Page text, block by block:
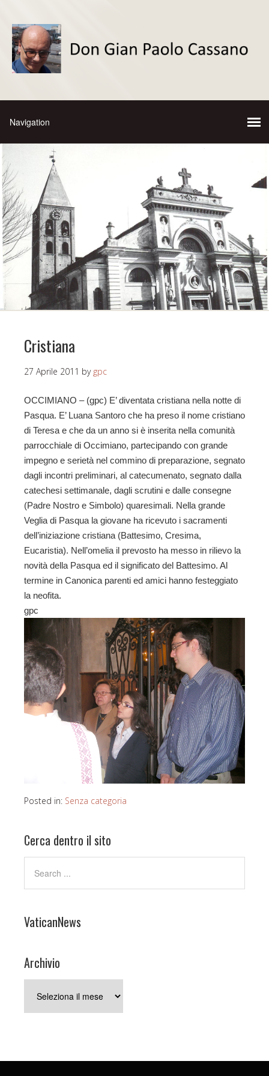
Cristiana
27 Aprile 2011 by gpc
OCCIMIANO – (gpc) E’ diventata cristiana nella notte di
Pasqua. E’ Luana Santoro che ha preso il nome cristiano
di Teresa e che da un anno si è inserita nella comunità
parrocchiale di Occimiano, partecipando con grande
impegno e serietà nel commino di preparazione, segnato
dagli incontri preliminari, al catecumenato, segnato dalla
catechesi settimanale, dagli scrutini e dalle consegne
(Padre Nostro e Simbolo) quaresimali. Nella grande
Veglia di Pasqua la giovane ha ricevuto i sacramenti
dell’iniziazione cristiana (Battesimo, Cresima,
Eucaristia). Nell’omelia il prevosto ha messo in rilievo la
novità della Pasqua ed il significato del Battesimo. Al
termine in Canonica parenti ed amici hanno festeggiato
la neofita.
gpc
Posted in: Senza categoria
Cerca dentro il sito
VaticanNews
Archivio